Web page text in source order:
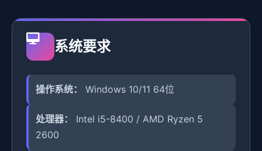
系统要求
操作系统： Windows 10/11 64位
处理器：
Intel i5-8400 / AMD Ryzen 5
2600